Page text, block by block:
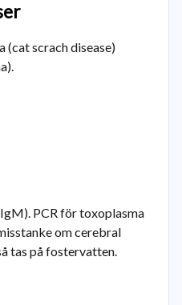
scrach disease)
PCR för toxoplasma
om cerebral
tas på fostervatten.